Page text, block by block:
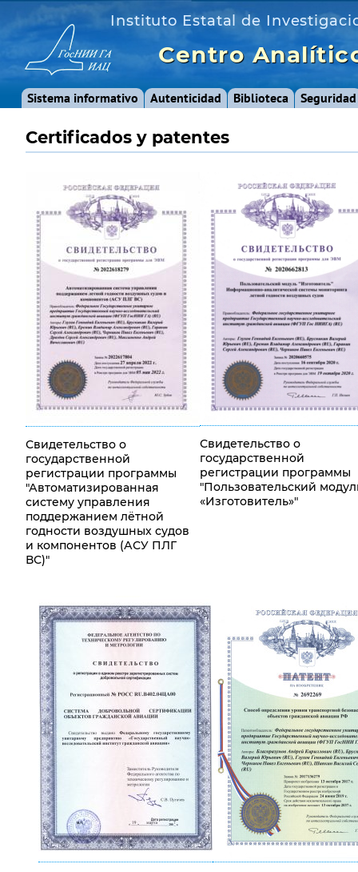
Instituto Estatal de
Centro
Sistema informativo Autenticidad Biblioteca Seguridad
Certificados y patentes
Свидетельство о
государственной
регистрации программы
"Автоматизированная
систему управления
поддержанием лётной
годности воздушных судов
и компонентов (АСУ ПЛГ
ВС)"
Свидетельство о
государственной
регистрации программы
"Пользовательский
«Изготовитель»"